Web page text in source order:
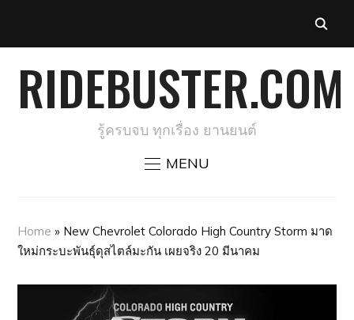
RIDEBUSTER.COM
รู้ครบจบ ทุกเรื่อง ยานยนต์
MENU
Home » New Chevrolet Colorado High Country Storm มาด
ใหม่กระบะพันธุ์ดุสไตล์มะกัน เผยจริง 20 มีนาคม